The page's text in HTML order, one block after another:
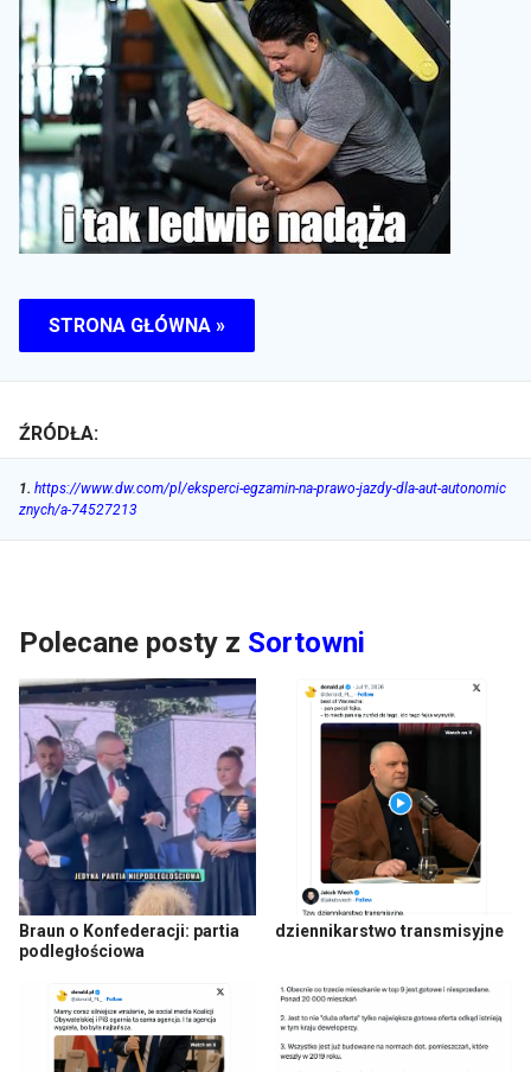
STRONA GŁÓWNA »
ŹRÓDŁA:
1. https://www.dw.com/pl/eksperci-egzamin-na-prawo-jazdy-dla-aut-autonomic
znych/a-74527213
Polecane posty z Sortowni
Braun o Konfederacji: partia
podległościowa
dziennikarstwo transmisyjne